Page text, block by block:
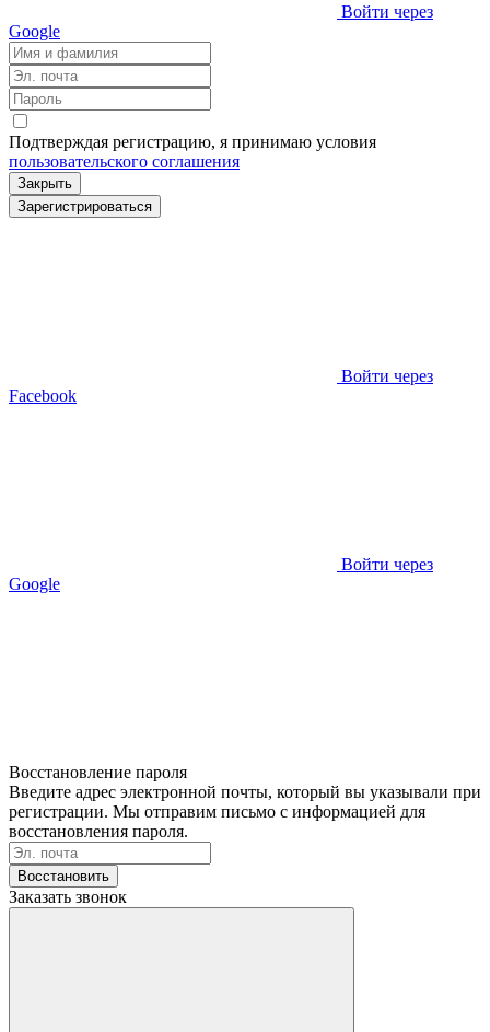
Войти через
Google
Подтверждая регистрацию, я принимаю условия
пользовательского соглашения
Закрыть
Зарегистрироваться
Войти через
Facebook
Войти через
Google
Восстановление пароля
Введите адрес электронной почты, который вы указывали при
регистрации. Мы отправим письмо с информацией для
восстановления пароля.
Восстановить
Заказать звонок